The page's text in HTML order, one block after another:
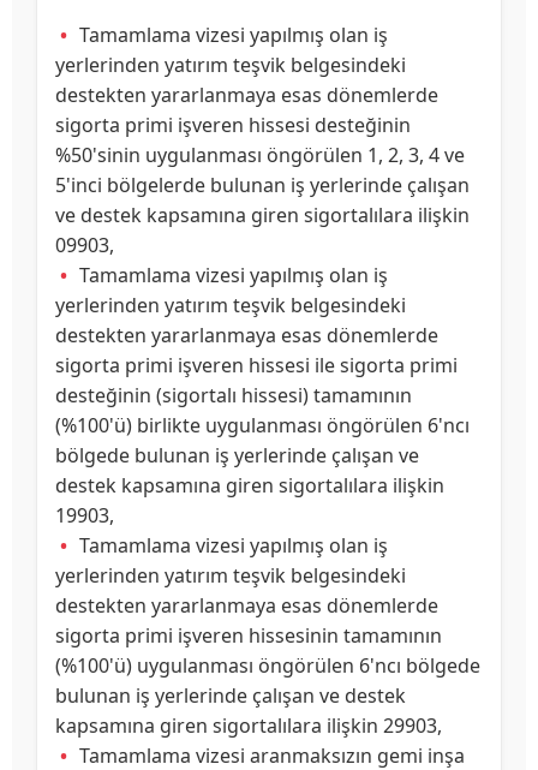
Tamamlama vizesi yapılmış olan iş
yerlerinden yatırım teşvik belgesindeki
destekten yararlanmaya esas dönemlerde
sigorta primi işveren hissesi desteğinin
%50'sinin uygulanması öngörülen 1, 2, 3, 4 ve
5'inci bölgelerde bulunan iş yerlerinde çalışan
ve destek kapsamına giren sigortalılara ilişkin
09903,
Tamamlama vizesi yapılmış olan iş
yerlerinden yatırım teşvik belgesindeki
destekten yararlanmaya esas dönemlerde
sigorta primi işveren hissesi ile sigorta primi
desteğinin (sigortalı hissesi) tamamının
(%100'ü) birlikte uygulanması öngörülen 6'ncı
bölgede bulunan iş yerlerinde çalışan ve
destek kapsamına giren sigortalılara ilişkin
19903,
Tamamlama vizesi yapılmış olan iş
yerlerinden yatırım teşvik belgesindeki
destekten yararlanmaya esas dönemlerde
sigorta primi işveren hissesinin tamamının
(%100'ü) uygulanması öngörülen 6'ncı bölgede
bulunan iş yerlerinde çalışan ve destek
kapsamına giren sigortalılara ilişkin 29903,
Tamamlama vizesi aranmaksızın gemi inşa